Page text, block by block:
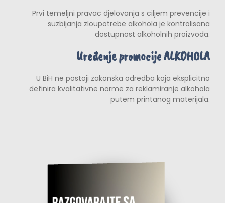
Prvi temeljni pravac djelovanja s ciljem prevencije i
suzbijanja zloupotrebe alkohola je kontrolisana
dostupnost alkoholnih proizvoda.
Uređenje promocije ALKOHOLA
U BiH ne postoji zakonska odredba koja eksplicitno
definira kvalitativne norme za reklamiranje alkohola
putem printanog materijala.